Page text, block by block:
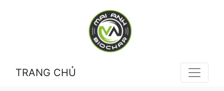
TRANG CHỦ